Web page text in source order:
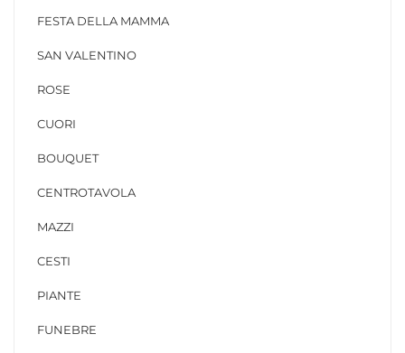
FESTA DELLA MAMMA
SAN VALENTINO
ROSE
CUORI
BOUQUET
CENTROTAVOLA
MAZZI
CESTI
PIANTE
FUNEBRE